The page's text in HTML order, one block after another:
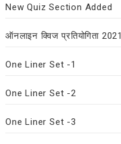
New Quiz Section Added
ऑनलाइन क्विज प्रतियोगिता 2021
One Liner Set -1
One Liner Set -2
One Liner Set -3